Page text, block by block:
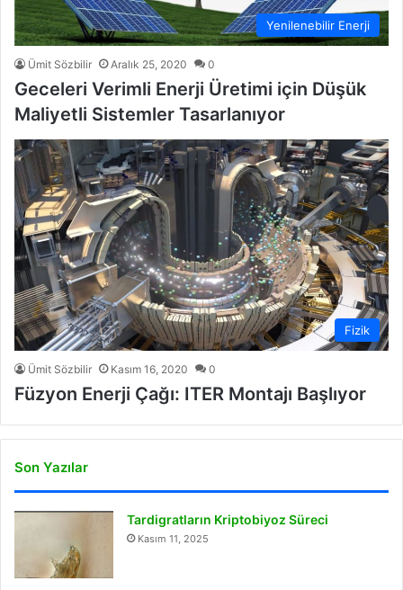
Yenilenebilir Enerji
Ümit Sözbilir Aralık 25, 2020 0
Geceleri Verimli Enerji Üretimi için Düşük
Maliyetli Sistemler Tasarlanıyor
Fizik
Ümit Sözbilir Kasım 16, 2020 0
Füzyon Enerji Çağı: ITER Montajı Başlıyor
Son Yazılar
Tardigratların Kriptobiyoz Süreci
Kasım 11, 2025